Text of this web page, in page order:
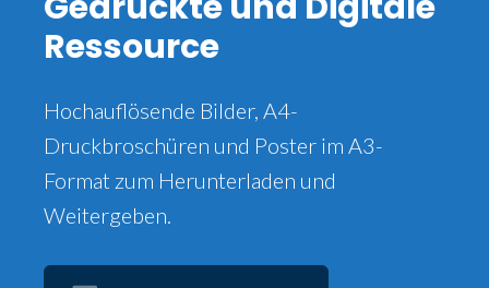
Ressource
Hochauflösende Bilder, A4-
Druckbroschüren und Poster im A3-
Format zum Herunterladen und
Weitergeben.